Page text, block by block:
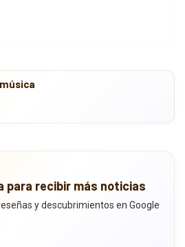
para recibir más noticias
y descubrimientos en Google